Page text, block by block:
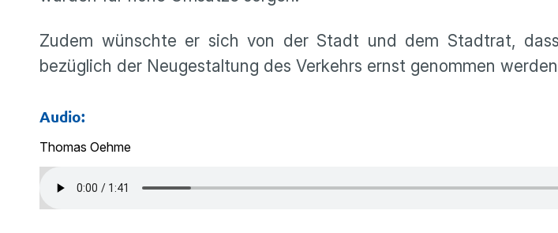
Zudem wünschte er sich von der Stadt und dem Stadtrat,
bezüglich der Neugestaltung des Verkehrs ernst genommen
Audio:
Thomas Oehme